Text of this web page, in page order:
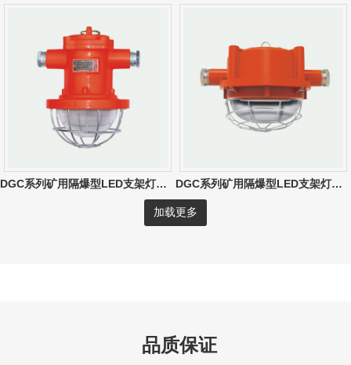
DGC系列矿用隔爆型LED支架灯（10W-30W） DGC系列矿用隔爆型LED支架灯（圆形）
加载更多
品质保证